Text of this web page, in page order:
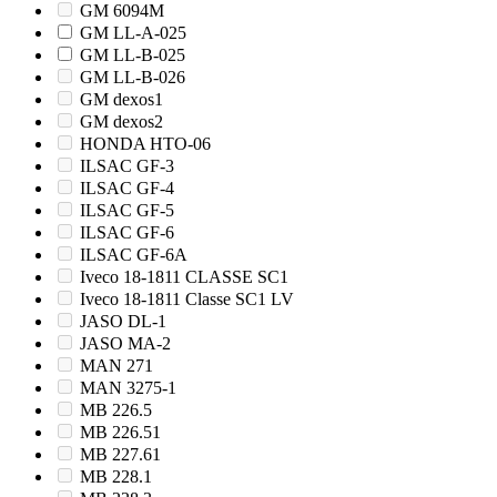
GM 6094M
GM LL-A-025
GM LL-B-025
GM LL-B-026
GM dexos1
GM dexos2
HONDA HTO-06
ILSAC GF-3
ILSAC GF-4
ILSAC GF-5
ILSAC GF-6
ILSAC GF-6A
Iveco 18-1811 CLASSE SC1
Iveco 18-1811 Classe SC1 LV
JASO DL-1
JASO MA-2
MAN 271
MAN 3275-1
MB 226.5
MB 226.51
MB 227.61
MB 228.1